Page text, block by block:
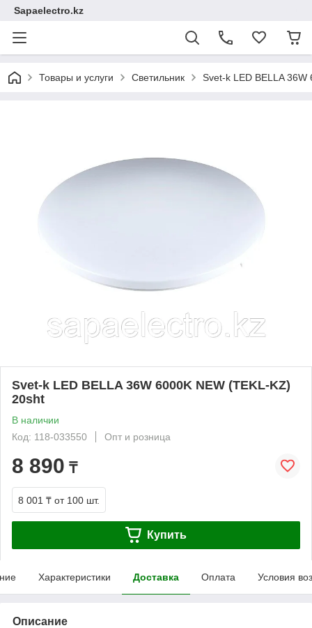
Sapaelectro.kz
Товары и услуги Светильник Svet-k LED BELLA
Svet-k LED BELLA 36W 6000K NEW (TEKL-KZ)
20sht
В наличии
Код: 118-033550
Опт и розница
8 890 ₸
8 001 ₸ от 100 шт.
Купить
Характеристики Доставка Оплата Условия
Описание